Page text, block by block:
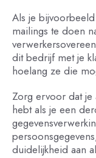
Als je
mailings te doen
dit bedrijf met je
hoelang ze die
Zorg ervoor dat je
hebt als je een
duidelijkheid aan